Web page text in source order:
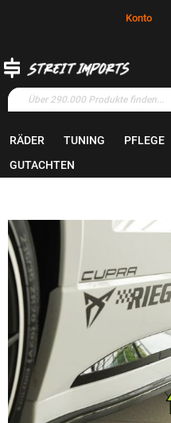
Konto
RÄDER TUNING PFLEGE
GUTACHTEN
Zum
Ende